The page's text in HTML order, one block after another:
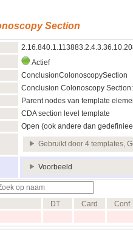
Section
Actief
ConclusionColonoscopySection
Conclusion Colonoscopy
Parent nodes van template
CDA section level template
Open (ook andere dan
Gebruikt door 4 templates,
Voorbeeld
DT Card
Conf